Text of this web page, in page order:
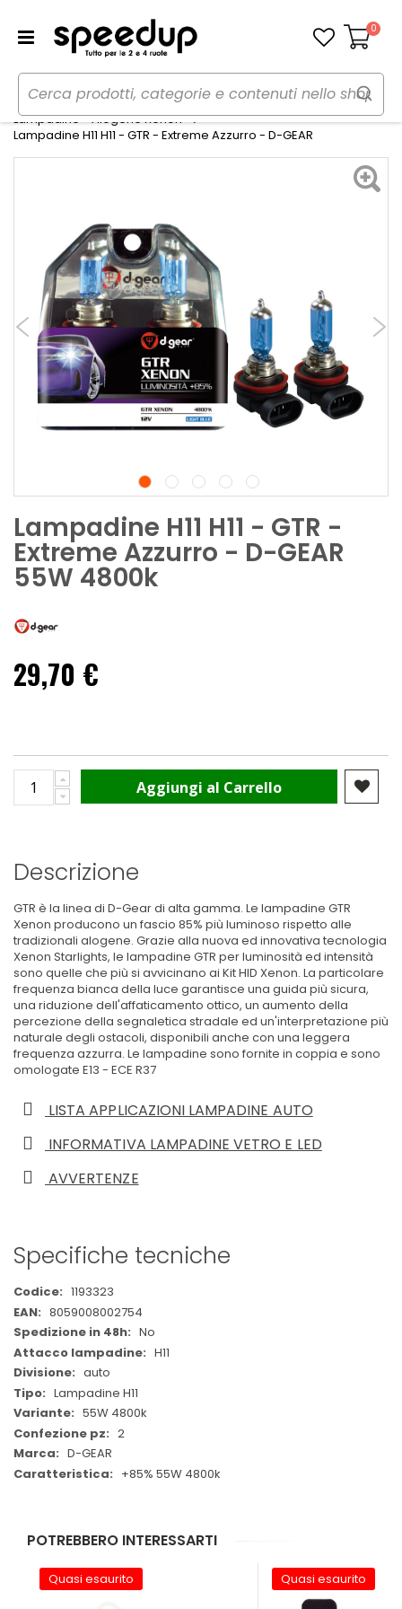
Carrello
0
Home Auto
Illuminazione
Lampadine - Alogene Xenon
Lampadine H11 H11 - GTR - Extreme Azzurro - D-GEAR
Lampadine H11 H11 - GTR -
Extreme Azzurro - D-GEAR
55W 4800k
29,70 €
Aggiungi al Carrello
Descrizione
GTR è la linea di D-Gear di alta gamma. Le lampadine GTR
Xenon producono un fascio 85% più luminoso rispetto alle
tradizionali alogene. Grazie alla nuova ed innovativa tecnologia
Xenon Starlights, le lampadine GTR per luminosità ed intensità
sono quelle che più si avvicinano ai Kit HID Xenon. La particolare
frequenza bianca della luce garantisce una guida più sicura,
una riduzione dell'affaticamento ottico, un aumento della
percezione della segnaletica stradale ed un'interpretazione più
naturale degli ostacoli, disponibili anche con una leggera
frequenza azzurra. Le lampadine sono fornite in coppia e sono
omologate E13 - ECE R37
LISTA APPLICAZIONI LAMPADINE AUTO
INFORMATIVA LAMPADINE VETRO E LED
AVVERTENZE
Specifiche tecniche
Maggiori
Informazioni
1193323
8059008002754
No
H11
auto
Lampadine H11
55W 4800k
2
D-GEAR
+85% 55W 4800k
POTREBBERO INTERESSARTI
Quasi esaurito Quasi esaurito